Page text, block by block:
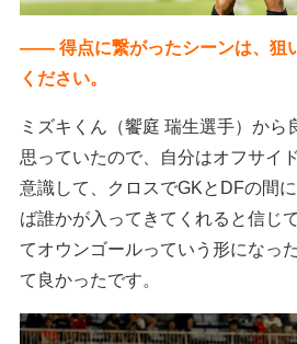
―― 得点に繋がったシーンは、狙
ください。
ミズキくん（饗庭 瑞生選手）から
思っていたので、自分はオフサイ
意識して、クロスでGKとDFの間
ば誰かが入ってきてくれると信じ
てオウンゴールっていう形になっ
て良かったです。